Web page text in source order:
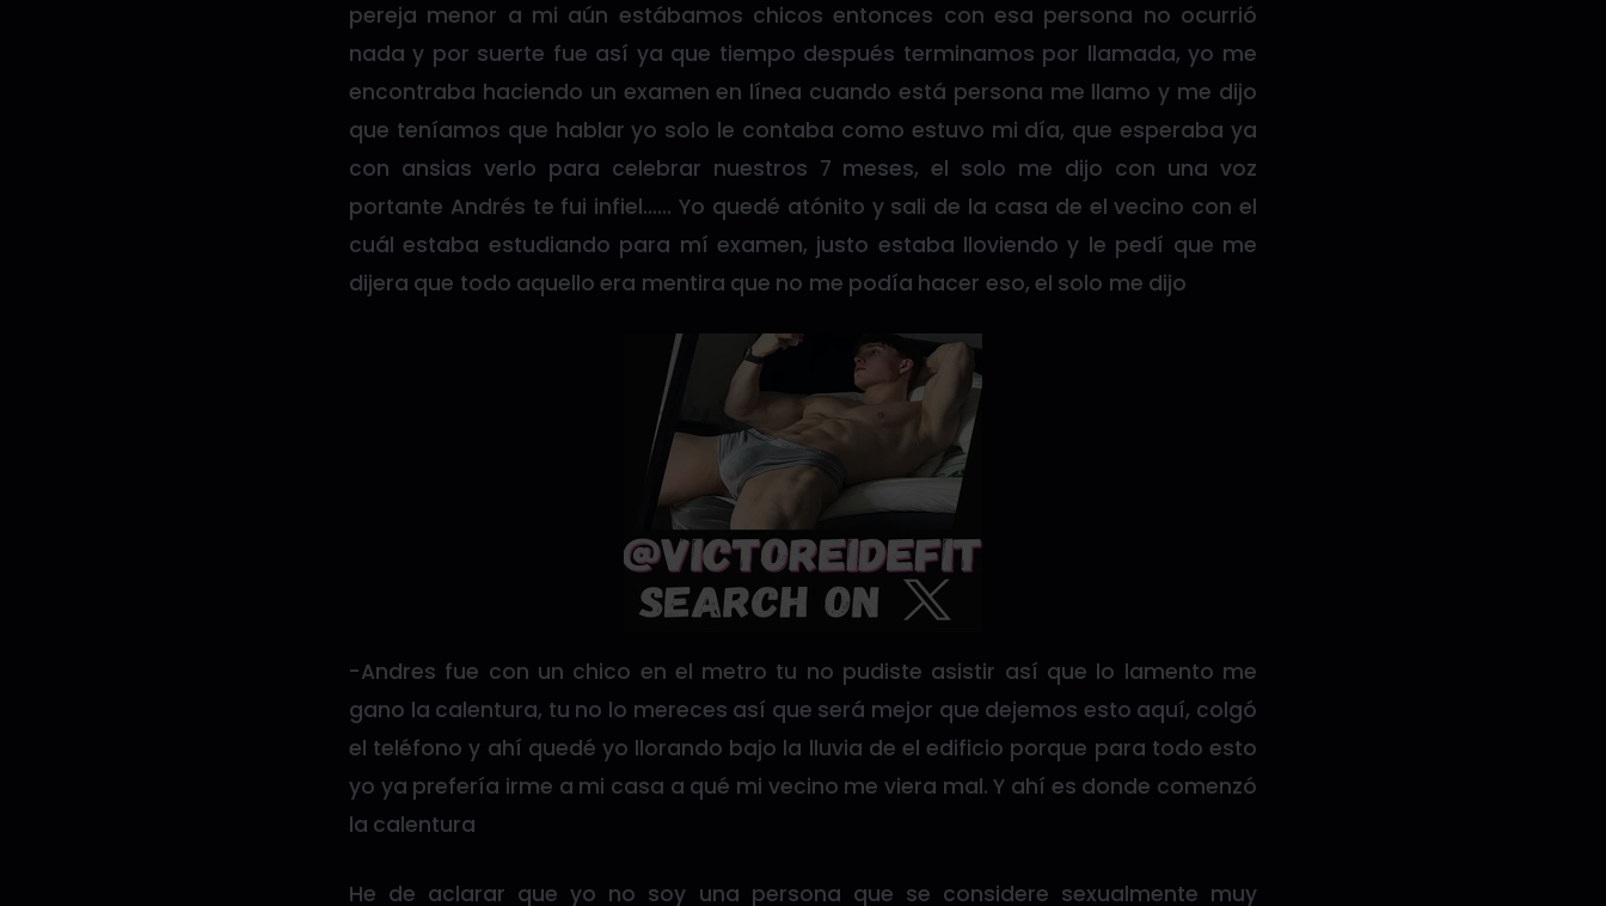
pereja menor a mi aún estábamos chicos entonces con esa persona no ocurrió
nada y por suerte fue así ya que tiempo después terminamos por llamada, yo me
encontraba haciendo un examen en línea cuando está persona me llamo y me dijo
que teníamos que hablar yo solo le contaba como estuvo mi día, que esperaba ya
con ansias verlo para celebrar nuestros 7 meses, el solo me dijo con una voz
portante Andrés te fui infiel…… Yo quedé atónito y sali de la casa de el vecino con el
cuál estaba estudiando para mí examen, justo estaba lloviendo y le pedí que me
dijera que todo aquello era mentira que no me podía hacer eso, el solo me dijo
-Andres fue con un chico en el metro tu no pudiste asistir así que lo lamento me
gano la calentura, tu no lo mereces así que será mejor que dejemos esto aquí, colgó
el teléfono y ahí quedé yo llorando bajo la lluvia de el edificio porque para todo esto
yo ya prefería irme a mi casa a qué mi vecino me viera mal. Y ahí es donde comenzó
la calentura
He de aclarar que yo no soy una persona que se considere sexualmente muy